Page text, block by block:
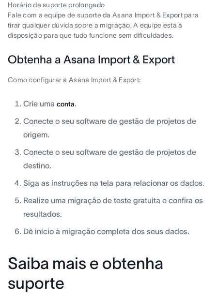
Horário de suporte prolongado
Fale com a equipe de suporte da Asana Import & Export para
tirar qualquer dúvida sobre a migração. A equipe está à
disposição para que tudo funcione sem dificuldades.
Obtenha a Asana Import & Export
Como configurar a Asana Import & Export:
Crie uma conta.
Conecte o seu software de gestão de projetos de
origem.
Conecte o seu software de gestão de projetos de
destino.
Siga as instruções na tela para relacionar os dados.
Realize uma migração de teste gratuita e confira os
resultados.
Dê início à migração completa dos seus dados.
Saiba mais e obtenha
suporte